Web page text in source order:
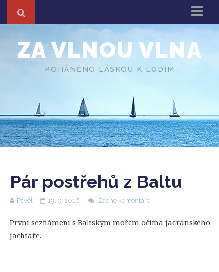
Z cest
About
ZA VLNOU VLNA
POHÁNĚNO LÁSKOU K LODÍM
Pár postřehů z Baltu
Pavel 19. 9. 2016 Žádné komentáře
První seznámení s Baltským mořem očima jadranského
jachtaře.